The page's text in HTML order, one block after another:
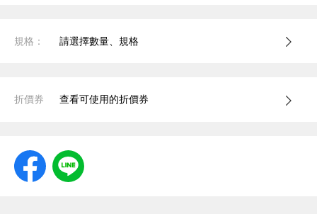
規格： 請選擇數量、規格
折價券 查看可使用的折價券